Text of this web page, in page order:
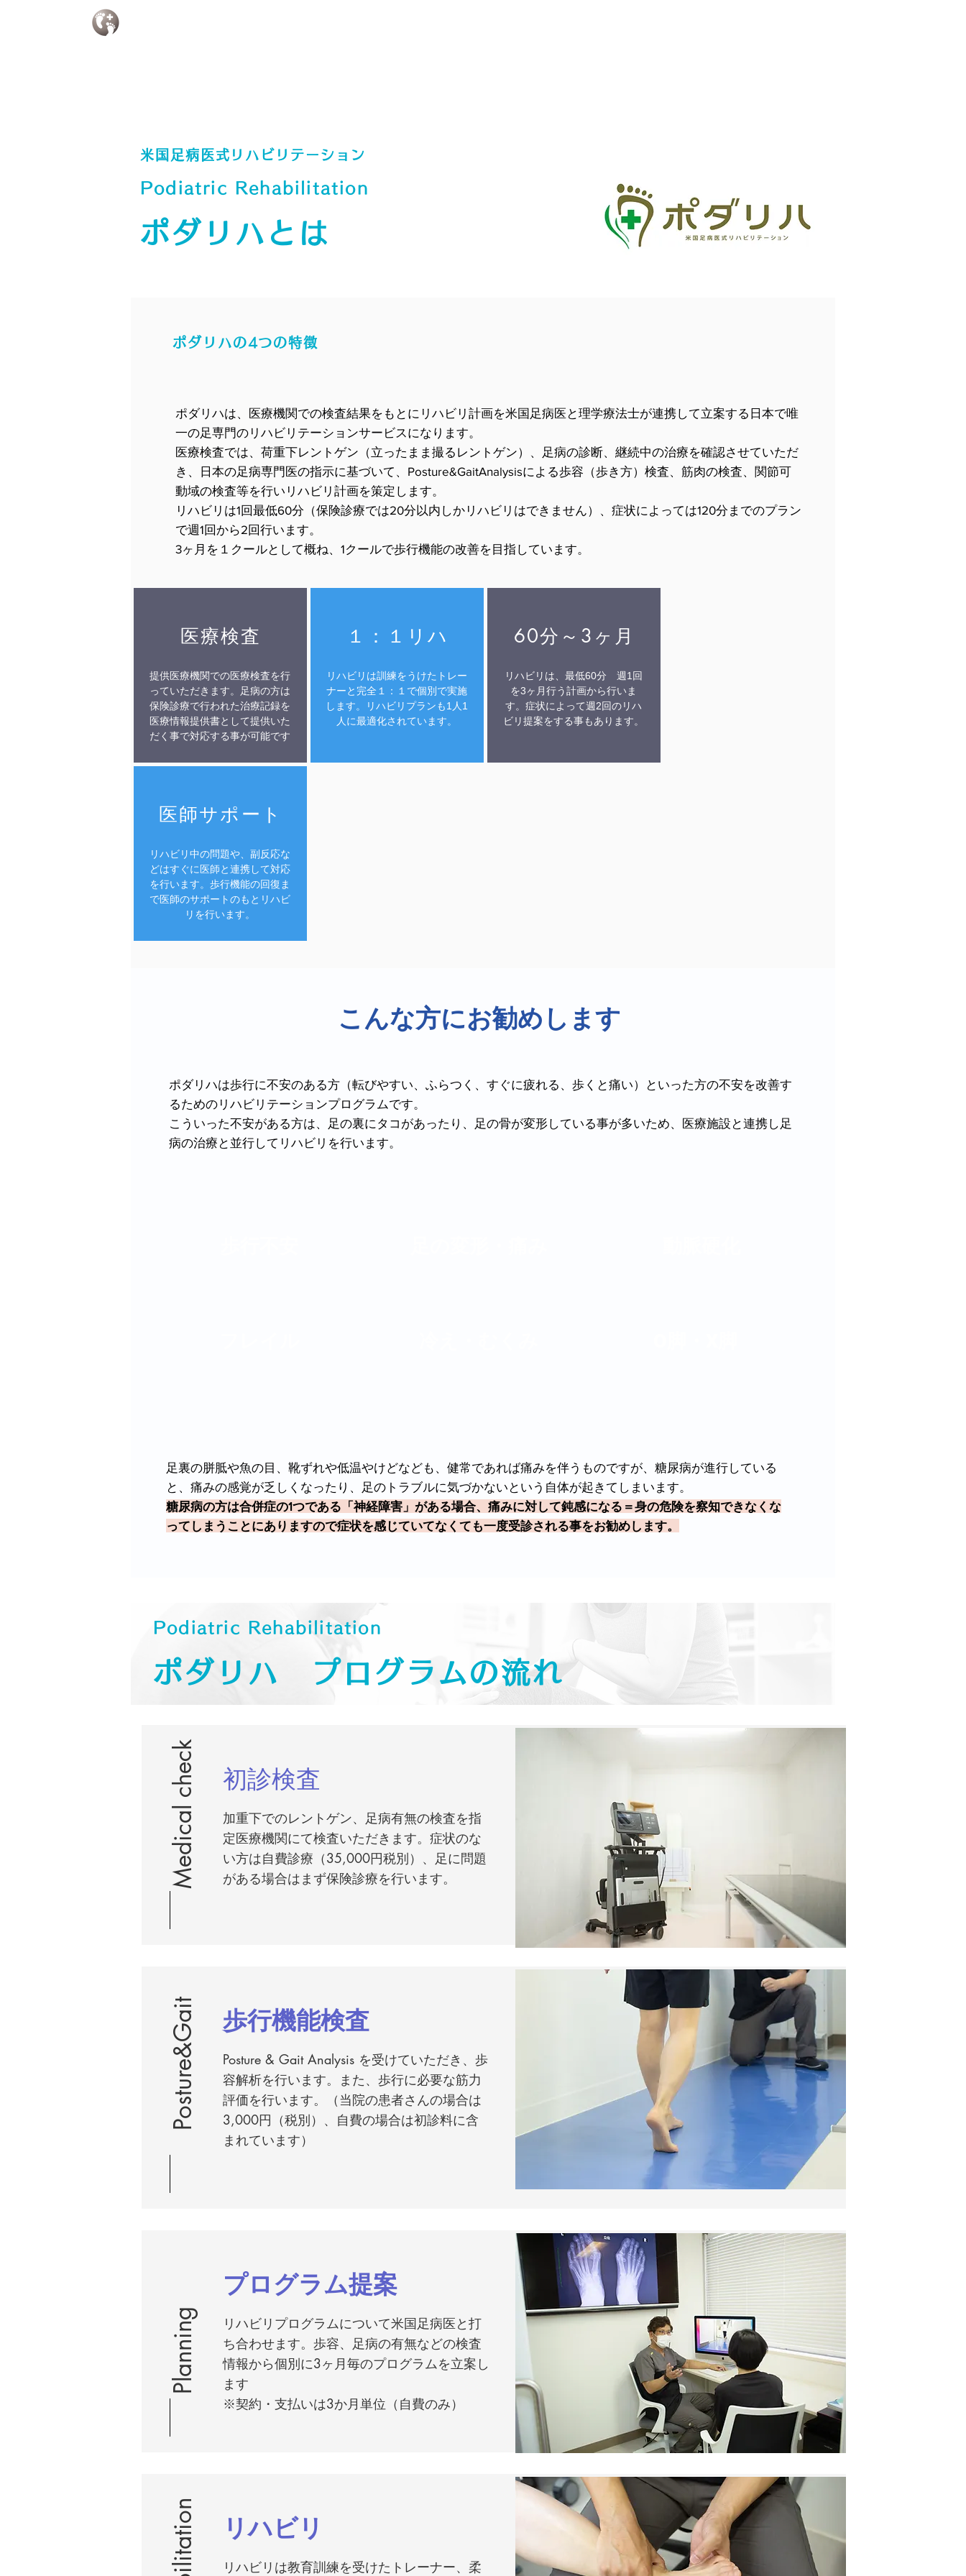
Podiatric Rehabilitation
ポダリハとは
米国足病医式リハビリテーション
ポダリハの4つの特徴
ポダリハは、医療機関での検査結果をもとにリハビリ計画を米国足病医と理学療法士が連携して立案する日本で唯
一の足専門のリハビリテーションサービスになります。
​医療検査では、荷重下レントゲン（立ったまま撮るレントゲン）、足病の診断、継続中の治療を確認させていただ
き、日本の足病専門医の指示に基づいて、Posture&GaitAnalysisによる歩容（歩き方）検査、筋肉の検査、関節可
動域の検査等を行いリハビリ計画を策定します。
リハビリは1回最低60分（保険診療では20分以内しかリハビリはできません）、症状によっては120分までのプラン
で週1回から2回行います。
​3ヶ月を１クールとして概ね、1クールで歩行機能の改善を目指しています。
医療検査
提供医療機関での医療検査を行
っていただきます。​足病の方は
保険診療で行われた治療記録を
医療情報提供書として提供いた
だく事で対応する事が可能です
１：１リハ
リハビリは訓練をうけたトレー
ナーと完全１：１で個別で実施
します。リハビリプランも1人1
人に最適化されています。
60分～3ヶ月
リハビリは、最低60分 週1回
を3ヶ月行う計画から行いま
す。症状によって週2回のリハ
ビリ提案をする事もあります。
医師サポート
リハビリ中の問題や、副反応な
どはすぐに医師と連携して対応
を行います。歩行機能の回復ま
で医師のサポートのもとリハビ
リを行います。
こんな方にお勧めします
​ポダリハは歩行に不安のある方（転びやすい、ふらつく、すぐに疲れる、歩くと痛い）といった方の不安を改善す
るためのリハビリテーションプログラムです。
​こういった不安がある方は、足の裏にタコがあったり、足の骨が変形している事が多いため、医療施設と連携し足
病の治療と並行してリハビリを行います。
足裏の胼胝や魚の目、靴ずれや低温やけどなども、健常であれば痛みを伴うものですが、糖尿病が進行している
と、痛みの感覚が乏しくなったり、足のトラブルに気づかないという自体が起きてしまいます。
糖尿病の方は合併症の1つである「神経障害」がある場合、痛みに対して鈍感になる＝身の危険を察知できなくな
ってしまうことにありますので症状を感じていてなくても一度受診される事をお勧めします。
Podiatric Rehabilitation
ポダリハ プログラムの流れ
初診検査
Medical check
加重下でのレントゲン、足病有無の検査を指
定医療機関にて検査いただきます。症状のな
い方は自費診療（35,000円税別）、足に問題
がある場合はまず保険診療を行います。
歩行機能検査
Posture&Gait
Posture & Gait Analysis を受けていただき、歩
容解析を行います。また、歩行に必要な筋力
評価を行います。（当院の患者さんの場合は
3,000円（税別）、自費の場合は初診料に含
まれています）
プログラム提案
Planning リハビリプログラムについて米国足病医と打
ち合わせます。歩容、足病の有無などの検査
情報から個別に3ヶ月毎のプログラムを立案し
ます
​※契約・支払いは3か月単位（自費のみ）
リハビリ
リハビリは教育訓練を受けたトレーナー、柔